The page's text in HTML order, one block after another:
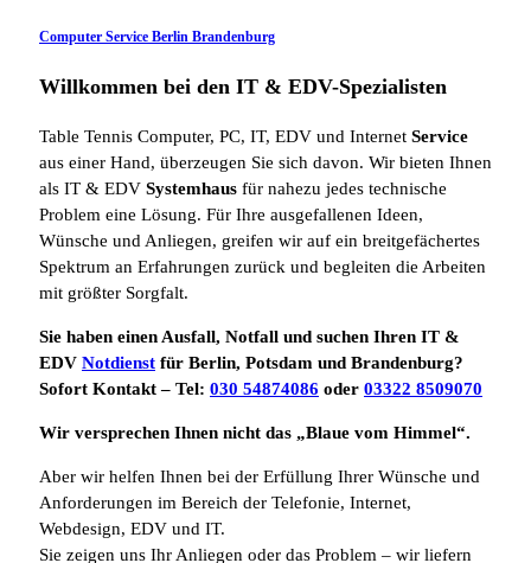
Computer Service Berlin Brandenburg
Willkommen bei den IT & EDV-Spezialisten
Table Tennis Computer, PC, IT, EDV und Internet Service
aus einer Hand, überzeugen Sie sich davon. Wir bieten Ihnen
als IT & EDV Systemhaus für nahezu jedes technische
Problem eine Lösung. Für Ihre ausgefallenen Ideen,
Wünsche und Anliegen, greifen wir auf ein breitgefächertes
Spektrum an Erfahrungen zurück und begleiten die Arbeiten
mit größter Sorgfalt.
Sie haben einen Ausfall, Notfall und suchen Ihren IT &
EDV Notdienst für Berlin, Potsdam und Brandenburg?
Sofort Kontakt – Tel: 030 54874086 oder 03322 8509070
Wir versprechen Ihnen nicht das „Blaue vom Himmel“.
Aber wir helfen Ihnen bei der Erfüllung Ihrer Wünsche und
Anforderungen im Bereich der Telefonie, Internet,
Webdesign, EDV und IT.
Sie zeigen uns Ihr Anliegen oder das Problem – wir liefern